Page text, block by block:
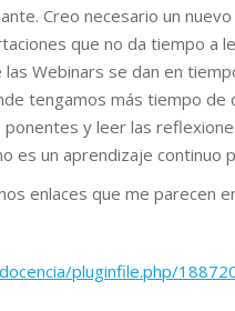
Creo necesario un
que no da tiempo a
Webinars se dan en
tengamos más tiempo
y leer las
es un aprendizaje continuo
enlaces que me parecen
pluginfile.php/